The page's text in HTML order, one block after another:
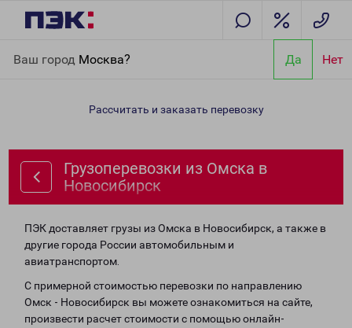
Ваш город Москва? Да Нет
Новосибирск
Рассчитать и заказать перевозку
Грузоперевозки из Омска в
Новосибирск
ПЭК доставляет грузы из Омска в Новосибирск, а также в
другие города России автомобильным и
авиатранспортом.
С примерной стоимостью перевозки по направлению
Омск - Новосибирск вы можете ознакомиться на сайте,
произвести расчет стоимости с помощью онлайн-